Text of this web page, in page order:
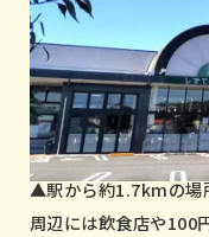
▲駅から約1.7kmの場
周辺には飲食店や100